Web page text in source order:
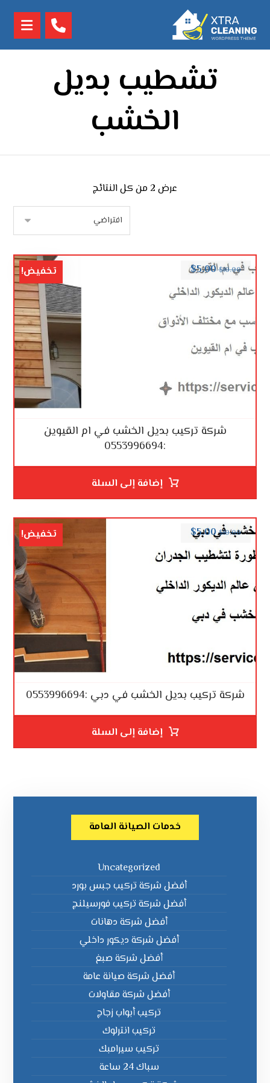
تشطيب بديل
الخشب
عرض ⁦2⁩ من كل النتائج
شركة تركيب بديل الخشب في ام القيوين
:0553996694
$10.00
$5.00 تخفيض!
إضافة إلى السلة
شركة تركيب بديل الخشب في دبي :0553996694
$10.00
$5.00 تخفيض!
إضافة إلى السلة
خدمات الصيانة العامة
Uncategorized
أفضل شركة تركيب جبس بورد
أفضل شركة تركيب فورسيلنج
أفضل شركة دهانات
أفضل شركة ديكور داخلي
أفضل شركة صبغ
أفضل شركة صيانة عامة
أفضل شركة مقاولات
تركيب أبواب زجاج
تركيب انترلوك
تركيب سيرامبك
سباك 24 ساعة